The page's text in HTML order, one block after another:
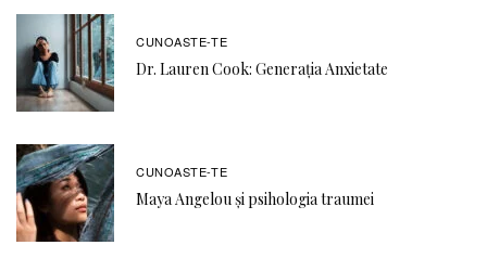
CUNOASTE-TE
Dr. Lauren Cook: Generația Anxietate
CUNOASTE-TE
Maya Angelou și psihologia traumei